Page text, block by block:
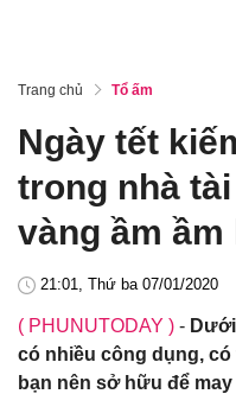
Trang chủ Tổ ấm
Ngày tết
trong nhà
vàng ầm ầm
21:01, Thứ ba 07/01/2020
( PHUNUTODAY ) -
có nhiều công dụng,
bạn nên sở hữu để